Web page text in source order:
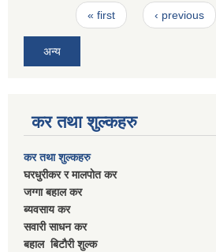
Pages« first ‹ previous
अन्य
कर तथा शुल्कहरु
कर तथा शुल्कहरु
घरधुरीकर र मालपाेत कर
जग्गा बहाल कर
ब्यवसाय कर
सवारी साधन कर
बहाल बिटाैरी शुल्क